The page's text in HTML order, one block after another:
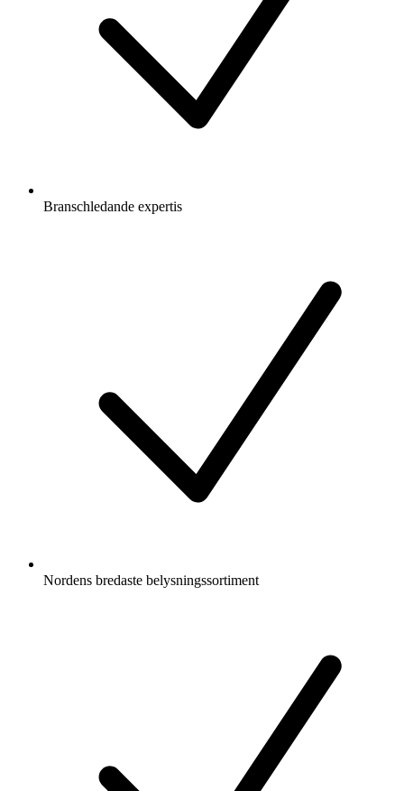
Branschledande expertis
Nordens bredaste belysningssortiment